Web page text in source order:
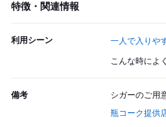
特徴・関連情報
利用シーン 一人で入りや
こんな時によ
備考
シガーのご用
瓶コーク提供